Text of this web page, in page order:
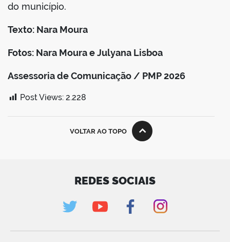
do município.
Texto: Nara Moura
Fotos: Nara Moura e Julyana Lisboa
Assessoria de Comunicação / PMP 2026
Post Views: 2.228
VOLTAR AO TOPO
REDES SOCIAIS